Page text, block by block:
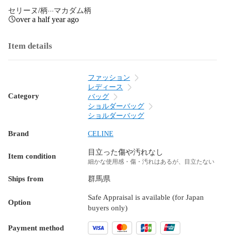
セリーヌ/柄···マカダム柄
over a half year ago
Item details
Category
ファッション
レディース
バッグ
ショルダーバッグ
ショルダーバッグ
Brand CELINE
Item condition 目立った傷や汚れなし
細かな使用感・傷・汚れはあるが、目立たない
Ships from 群馬県
Option
Safe Appraisal is available (for Japan
buyers only)
Payment method